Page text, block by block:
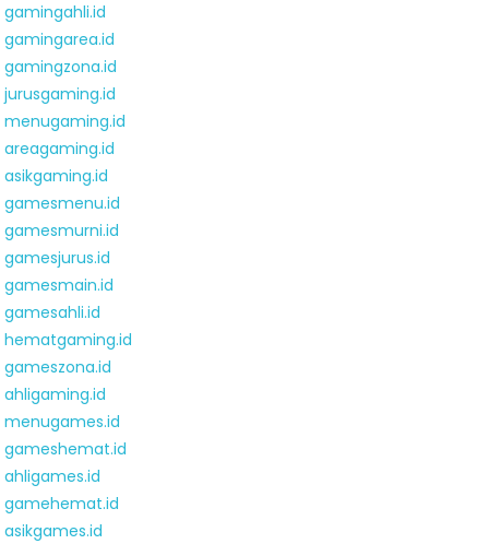
gamingahli.id
gamingarea.id
gamingzona.id
jurusgaming.id
menugaming.id
areagaming.id
asikgaming.id
gamesmenu.id
gamesmurni.id
gamesjurus.id
gamesmain.id
gamesahli.id
hematgaming.id
gameszona.id
ahligaming.id
menugames.id
gameshemat.id
ahligames.id
gamehemat.id
asikgames.id